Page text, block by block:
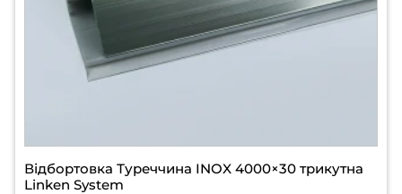
Відбортовка Туреччина INOX 4000×30 трикутна
Linken System